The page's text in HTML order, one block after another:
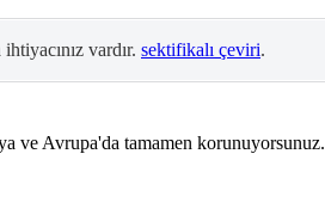
vardır. sektifikalı çeviri.
ve Avrupa'da tamamen korunuyorsunuz.